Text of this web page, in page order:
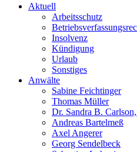
Aktuell
Arbeitsschutz
Insolvenz
Kündigung
Urlaub
Sonstiges
Anwälte
Sabine Feichtinger
Thomas Müller
Dr. Sandra B.
Andreas Bartelmeß
Axel Angerer
Georg Sendelbeck